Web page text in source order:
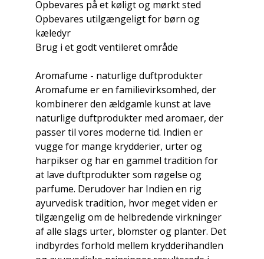
Opbevares på et køligt og mørkt sted
Opbevares utilgængeligt for børn og
kæledyr
Brug i et godt ventileret område
Aromafume - naturlige duftprodukter
Aromafume er en familievirksomhed, der
kombinerer den ældgamle kunst at lave
naturlige duftprodukter med aromaer, der
passer til vores moderne tid. Indien er
vugge for mange krydderier, urter og
harpikser og har en gammel tradition for
at lave duftprodukter som røgelse og
parfume. Derudover har Indien en rig
ayurvedisk tradition, hvor meget viden er
tilgængelig om de helbredende virkninger
af alle slags urter, blomster og planter. Det
indbyrdes forhold mellem krydderihandlen